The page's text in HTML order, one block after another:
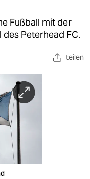
Fußball mit der
Peterhead FC.
teilen